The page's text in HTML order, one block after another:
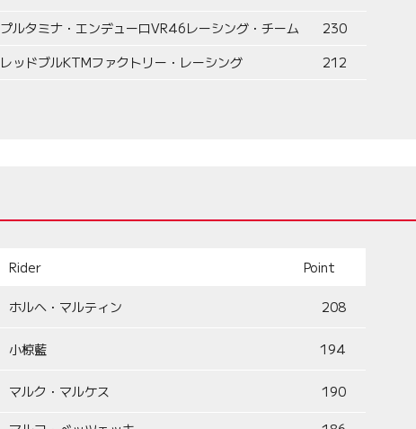
プルタミナ・エンデューロVR46レーシング・チーム
230
レッドブルKTMファクトリー・レーシング
212
Rider Point
ホルヘ・マルティン 208
小椋藍 194
マルク・マルケス 190